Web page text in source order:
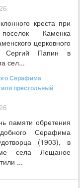
креста при
Каменка
церковного
Сергий Папин в
сел...
Серафима
престольный
памяти обретения
Серафима
(1903), в
села Лещаное
...